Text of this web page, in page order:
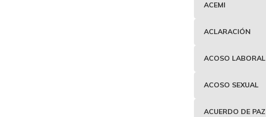
ACEMI
ACLARACIÓN
ACOSO LABORAL
ACOSO SEXUAL
ACUERDO DE PAZ